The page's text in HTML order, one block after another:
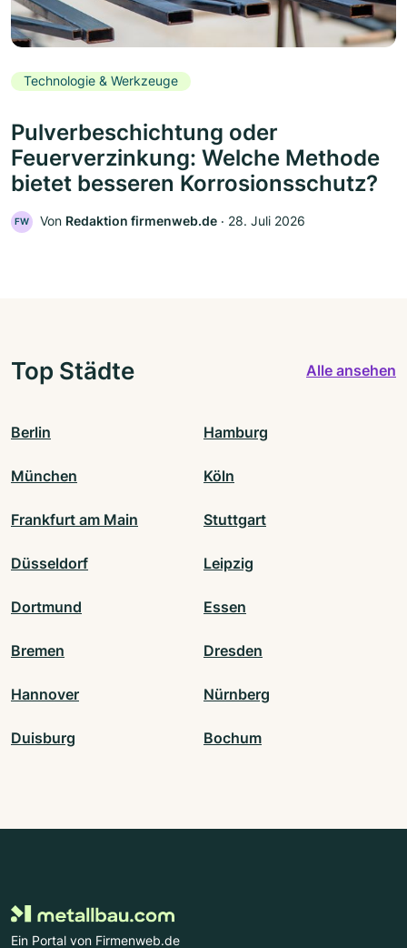
Technologie & Werkzeuge
Pulverbeschichtung oder
Feuerverzinkung: Welche Methode
bietet besseren Korrosionsschutz?
FW Von Redaktion firmenweb.de ‧ 28. Juli 2026
Top Städte Alle ansehen
Berlin Hamburg
München Köln
Frankfurt am Main Stuttgart
Düsseldorf Leipzig
Dortmund Essen
Bremen Dresden
Hannover Nürnberg
Duisburg Bochum
Ein Portal von Firmenweb.de